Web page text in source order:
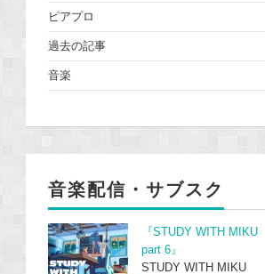
ピアプロ
過去の記事
音楽
音楽配信・サブスク
『STUDY WITH MIKU
part 6』
STUDY WITH MIKU